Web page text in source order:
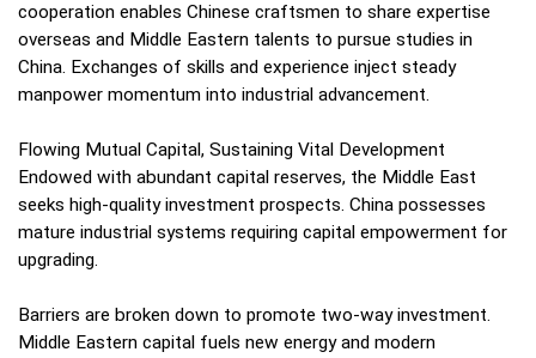
cooperation enables Chinese craftsmen to share expertise
overseas and Middle Eastern talents to pursue studies in
China. Exchanges of skills and experience inject steady
manpower momentum into industrial advancement.
Flowing Mutual Capital, Sustaining Vital Development
Endowed with abundant capital reserves, the Middle East
seeks high-quality investment prospects. China possesses
mature industrial systems requiring capital empowerment for
upgrading.
Barriers are broken down to promote two-way investment.
Middle Eastern capital fuels new energy and modern